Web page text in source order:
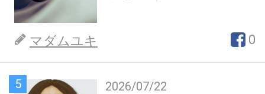
マダムユキ 0
5 2026/07/22